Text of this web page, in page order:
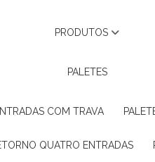
PRODUTOS
PALETES
COM TRAVA
QUATRO ENTRADAS